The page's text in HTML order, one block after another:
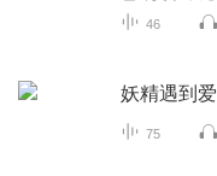
46
妖精遇到爱
75